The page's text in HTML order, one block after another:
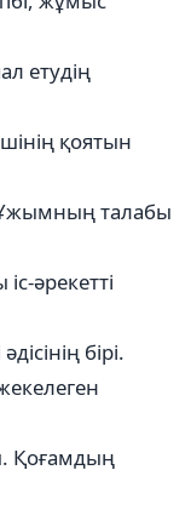
етудің
қоятын
Ұжымның талабы
әрекетті
бірі.
Қоғамдың